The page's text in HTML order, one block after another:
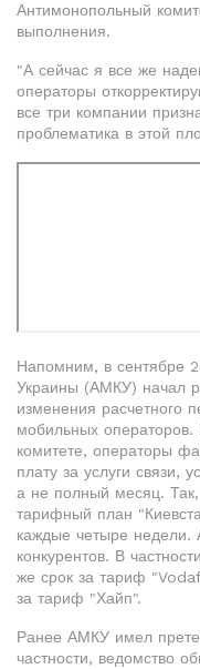
Антимонопольный
выполнения.
"А сейчас я все же
операторы
все три компании
проблематика в этой
Напомним, в сентябре
Украины (АМКУ) начал
изменения расчетного
мобильных операторов.
комитете, операторы
плату за услуги связи,
а не полный месяц.
тарифный план
каждые четыре недели.
конкурентов. В
же срок за тариф
за тариф "Хайп".
Ранее АМКУ имел
частности, ведомство